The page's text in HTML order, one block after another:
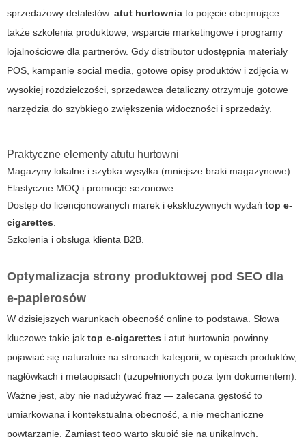
sprzedażowy detalistów. atut hurtownia to pojęcie obejmujące
także szkolenia produktowe, wsparcie marketingowe i programy
lojalnościowe dla partnerów. Gdy distributor udostępnia materiały
POS, kampanie social media, gotowe opisy produktów i zdjęcia w
wysokiej rozdzielczości, sprzedawca detaliczny otrzymuje gotowe
narzędzia do szybkiego zwiększenia widoczności i sprzedaży.
Praktyczne elementy atutu hurtowni
Magazyny lokalne i szybka wysyłka (mniejsze braki magazynowe).
Elastyczne MOQ i promocje sezonowe.
Dostęp do licencjonowanych marek i ekskluzywnych wydań top e-
cigarettes
Szkolenia i obsługa klienta B2B.
Optymalizacja strony produktowej pod SEO dla
e‑papierosów
W dzisiejszych warunkach obecność online to podstawa. Słowa
kluczowe takie jak top e-cigarettes i atut hurtownia powinny
pojawiać się naturalnie na stronach kategorii, w opisach produktów,
nagłówkach i metaopisach (uzupełnionych poza tym dokumentem).
Ważne jest, aby nie nadużywać fraz — zalecana gęstość to
umiarkowana i kontekstualna obecność, a nie mechaniczne
powtarzanie. Zamiast tego warto skupić się na unikalnych,